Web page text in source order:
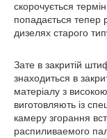
скорочується
попадається тепер
дизелях старого
Зате в закритій
знаходиться в
матеріалу з
виготовляють із
камеру згорання
распиливаемого